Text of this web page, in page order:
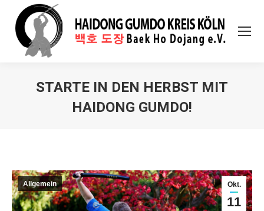
STARTE IN DEN HERBST MIT
HAIDONG GUMDO!
Okt.
11
Allgemein